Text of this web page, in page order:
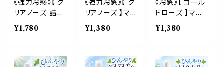
《強力冷感》【 ク
リアノーズ 詰め
替え用 70ml 】
マスク & ピロ
道ハッカ ペパー
ミント ユーカリ
¥1,780
《強力冷感》【 ク
リアノーズ 】マス
ク & ピロー ア
ロマ 20ml｜北
カリ ペパーミン
ト 強め ひんやり
¥1,380
《冷感》【 コール
ドローズ 】マス
ク & ピロー ア
ロマ 20ml｜薔
夏 ひんやり 涼し
い スプレー 枕
¥1,380